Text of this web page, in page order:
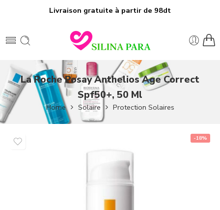
Livraison gratuite à partir de 98dt
La Roche Posay Anthelios Age Correct
Spf50+, 50 Ml
Home Solaire Protection Solaires
-18%